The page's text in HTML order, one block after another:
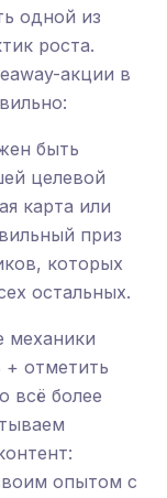
одной из
роста.
акции в
быть
целевой
карта или
приз
которых
остальных.
механики
+ отметить
всё более
опытом с